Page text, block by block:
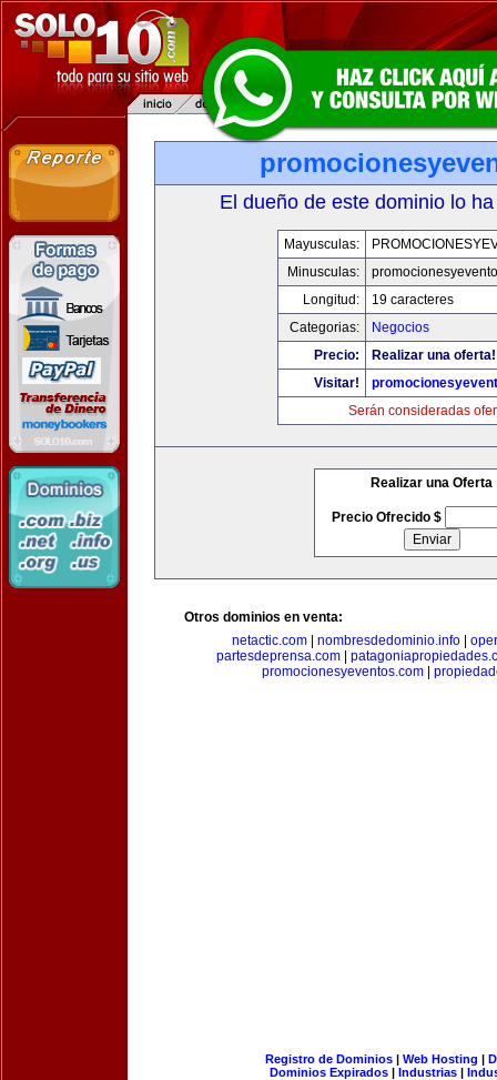
El dueño de este dominio lo
Mayusculas:
Minusculas:
Longitud:
19 caracteres
Categorias:
Negocios
Precio:
Realizar una oferta!
Visitar!
Serán consideradas
Realizar una Oferta
Precio Ofrecido $
Otros dominios en venta:
netactic.com| nombresdedominio.info|
partesdeprensa.com|
promocionesyeventos.com|
Registro de Dominios| Web Hosting |
Dominios Expirados | Industrias |